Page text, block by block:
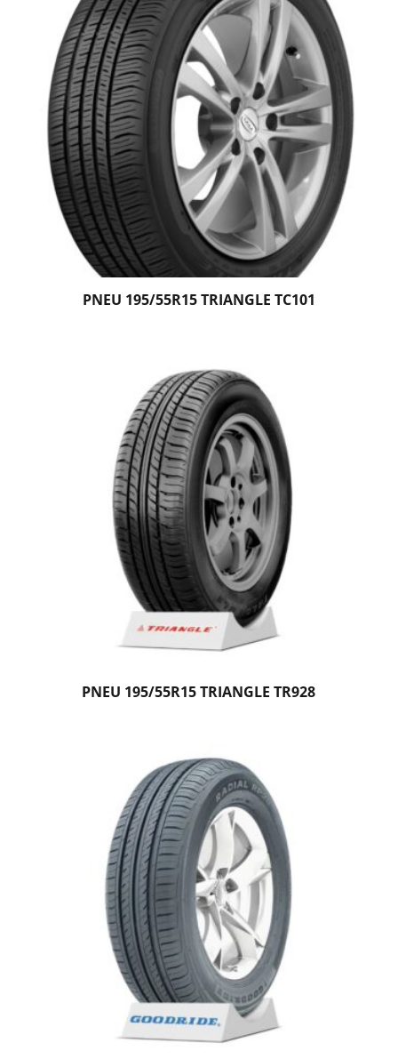
PNEU 195/55R15 TRIANGLE TC101
PNEU 195/55R15 TRIANGLE TR928